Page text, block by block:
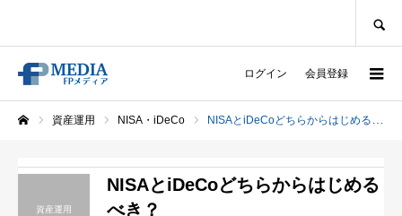
ログイン 会員登録
資産運用 NISA・iDeCo NISAとiDeCoどちらからはじめるべき？
資産運用
NISAとiDeCoどちらからはじめる
べき？